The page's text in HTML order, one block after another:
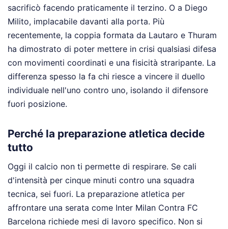
sacrificò facendo praticamente il terzino. O a Diego
Milito, implacabile davanti alla porta. Più
recentemente, la coppia formata da Lautaro e Thuram
ha dimostrato di poter mettere in crisi qualsiasi difesa
con movimenti coordinati e una fisicità straripante. La
differenza spesso la fa chi riesce a vincere il duello
individuale nell'uno contro uno, isolando il difensore
fuori posizione.
Perché la preparazione atletica decide
tutto
Oggi il calcio non ti permette di respirare. Se cali
d'intensità per cinque minuti contro una squadra
tecnica, sei fuori. La preparazione atletica per
affrontare una serata come Inter Milan Contra FC
Barcelona richiede mesi di lavoro specifico. Non si